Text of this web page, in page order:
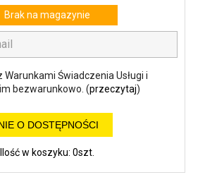
Brak na magazynie
Warunkami Świadczenia Usługi i
bezwarunkowo. (przeczytaj)
O DOSTĘPNOŚCI
Ilość w koszyku: 0szt.